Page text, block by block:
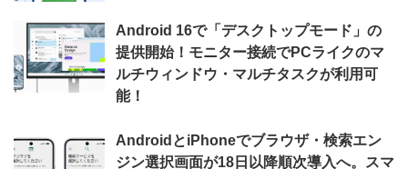
Android 16で「デスクトップモード」の
提供開始！モニター接続でPCライクのマ
ルチウィンドウ・マルチタスクが利用可
能！
AndroidとiPhoneでブラウザ・検索エン
ジン選択画面が18日以降順次導入へ。スマ